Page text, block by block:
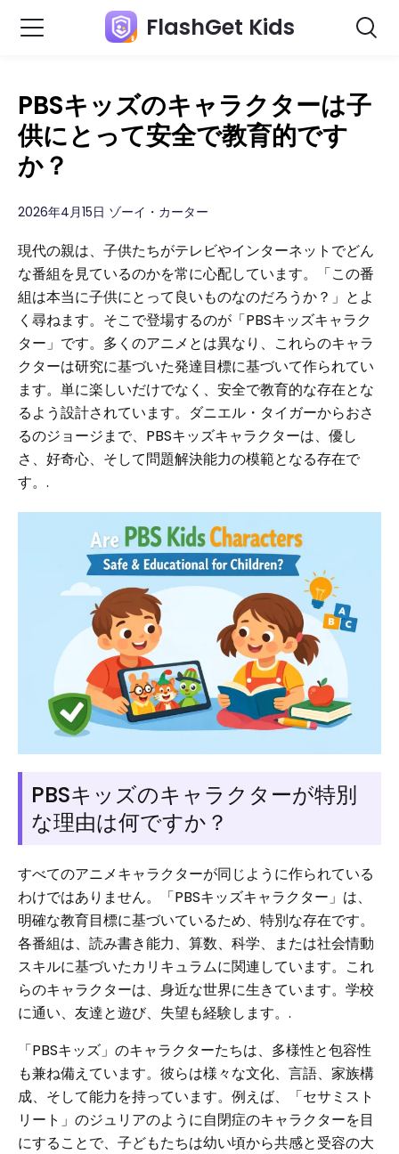
FlashGet Kids
PBSキッズのキャラクターは子
供にとって安全で教育的です
か？
2026年4月15日 ゾーイ・カーター
現代の親は、子供たちがテレビやインターネットでどん
な番組を見ているのかを常に心配しています。「この番
組は本当に子供にとって良いものなのだろうか？」とよ
く尋ねます。そこで登場するのが「PBSキッズキャラク
ター」です。多くのアニメとは異なり、これらのキャラ
クターは研究に基づいた発達目標に基づいて作られてい
ます。単に楽しいだけでなく、安全で教育的な存在とな
るよう設計されています。ダニエル・タイガーからおさ
るのジョージまで、PBSキッズキャラクターは、優し
さ、好奇心、そして問題解決能力の模範となる存在で
す。.
PBSキッズのキャラクターが特別
な理由は何ですか？
すべてのアニメキャラクターが同じように作られている
わけではありません。「PBSキッズキャラクター」は、
明確な教育目標に基づいているため、特別な存在です。
各番組は、読み書き能力、算数、科学、または社会情動
スキルに基づいたカリキュラムに関連しています。これ
らのキャラクターは、身近な世界に生きています。学校
に通い、友達と遊び、失望も経験します。.
「PBSキッズ」のキャラクターたちは、多様性と包容性
も兼ね備えています。彼らは様々な文化、言語、家族構
成、そして能力を持っています。例えば、「セサミスト
リート」のジュリアのように自閉症のキャラクターを目
にすることで、子どもたちは幼い頃から共感と受容の大